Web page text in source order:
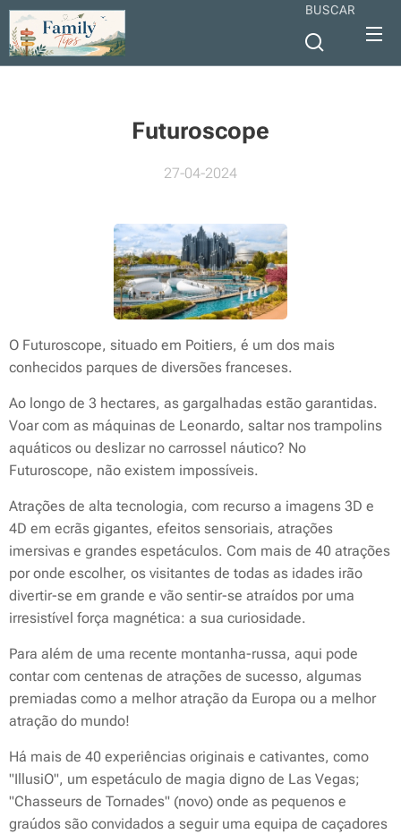
BUSCAR
Futuroscope
27-04-2024
O Futuroscope, situado em Poitiers, é um dos mais
conhecidos parques de diversões franceses.
Ao longo de 3 hectares, as gargalhadas estão garantidas.
Voar com as máquinas de Leonardo, saltar nos trampolins
aquáticos ou deslizar no carrossel náutico? No
Futuroscope, não existem impossíveis.
Atrações de alta tecnologia, com recurso a imagens 3D e
4D em ecrãs gigantes, efeitos sensoriais, atrações
imersivas e grandes espetáculos. Com mais de 40 atrações
por onde escolher, os visitantes de todas as idades irão
divertir-se em grande e vão sentir-se atraídos por uma
irresistível força magnética: a sua curiosidade.
Para além de uma recente montanha-russa, aqui pode
contar com centenas de atrações de sucesso, algumas
premiadas como a melhor atração da Europa ou a melhor
atração do mundo!
Há mais de 40 experiências originais e cativantes, como
"IllusiO", um espetáculo de magia digno de Las Vegas;
"Chasseurs de Tornades" (novo) onde as pequenos e
graúdos são convidados a seguir uma equipa de caçadores